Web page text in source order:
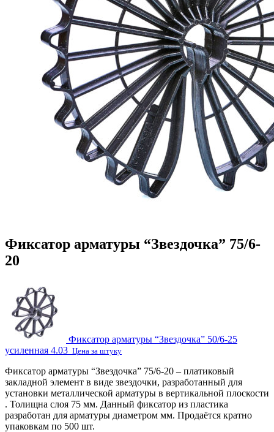
Фиксатор арматуры “Звездочка” 75/6-
20
Фиксатор арматуры “Звездочка” 50/6-25
усиленная 4.03 Цена за штуку
Фиксатор арматуры “Звездочка” 75/6-20 – платиковый
закладной элемент в виде звездочки, разработанный для
установки металлической арматуры в вертикальной плоскости
. Толищна слоя 75 мм. Данный фиксатор из пластика
разработан для арматуры диаметром мм. Продаётся кратно
упаковкам по 500 шт.